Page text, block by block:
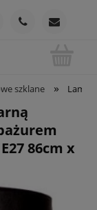
szklane »
86cm x